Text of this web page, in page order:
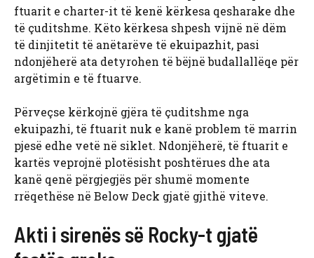
ftuarit e charter-it të kenë kërkesa qesharake dhe
të çuditshme. Këto kërkesa shpesh vijnë në dëm
të dinjitetit të anëtarëve të ekuipazhit, pasi
ndonjëherë ata detyrohen të bëjnë budallallëqe për
argëtimin e të ftuarve.
Përveçse kërkojnë gjëra të çuditshme nga
ekuipazhi, të ftuarit nuk e kanë problem të marrin
pjesë edhe vetë në siklet. Ndonjëherë, të ftuarit e
kartës veprojnë plotësisht poshtërues dhe ata
kanë qenë përgjegjës për shumë momente
rrëqethëse në Below Deck gjatë gjithë viteve.
Akti i sirenës së Rocky-t gjatë